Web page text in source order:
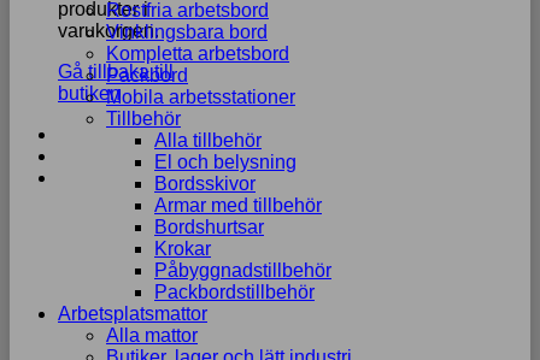
produkter i
varukorgen.
Gå tillbaka till
butiken
Rostfria arbetsbord
Vinklingsbara bord
Kompletta arbetsbord
Packbord
Mobila arbetsstationer
Tillbehör
Alla tillbehör
El och belysning
Bordsskivor
Armar med tillbehör
Bordshurtsar
Krokar
Påbyggnadstillbehör
Packbordstillbehör
Arbetsplatsmattor
Alla mattor